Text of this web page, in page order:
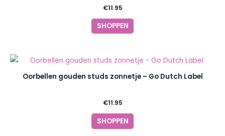
€11.95
SHOPPEN
Oorbellen gouden studs zonnetje – Go Dutch Label
€11.95
SHOPPEN